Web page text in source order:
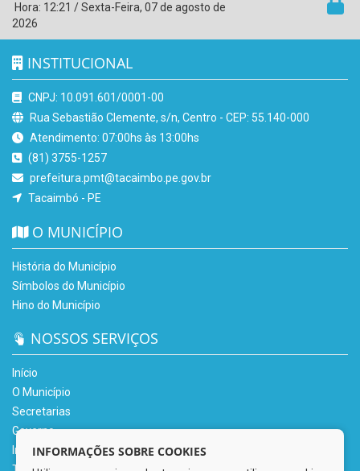
Hora: 12:21 /Sexta-Feira, 07 de agosto de
2026
INSTITUCIONAL
CNPJ: 10.091.601/0001-00
Rua Sebastião Clemente, s/n, Centro - CEP: 55.140-000
Atendimento: 07:00hs às 13:00hs
(81) 3755-1257
prefeitura.pmt@tacaimbo.pe.gov.br
Tacaimbó - PE
O MUNICÍPIO
História do Município
Símbolos do Município
Hino do Município
NOSSOS SERVIÇOS
Início
O Município
Secretarias
Governo
Informe-se
INFORMAÇÕES SOBRE COOKIES